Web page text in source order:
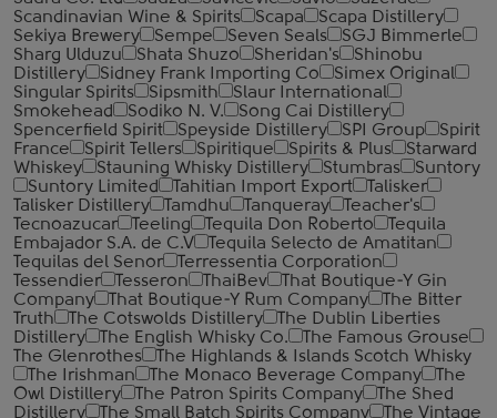
Scandinavian Wine & Spirits
Scapa
Scapa Distillery
Sekiya Brewery
Sempe Seven Seals
SGJ Bimmerle
Sharg Ulduzu
Shata Shuzo Sheridan's
Shinobu
Distillery
Sidney Frank Importing Co
Simex Original
Singular Spirits
Sipsmith
Slaur International
Smokehead
Sodiko N. V.
Song Cai Distillery
Spencerfield Spirit
Speyside Distillery SPI Group
Spirit
France
Spirit Tellers Spiritique Spirits & Plus
Starward
Whiskey
Stauning Whisky Distillery Stumbras
Suntory
Suntory Limited
Tahitian Import Export
Talisker
Talisker Distillery
Tamdhu Tanqueray
Teacher's
Tecnoazucar
Teeling Tequila Don Roberto
Tequila
Embajador S.A. de C.V
Tequila Selecto de Amatitan
Tequilas del Senor
Terressentia Corporation
Tessendier
Tesseron ThaiBev
That Boutique-Y Gin
Company
That Boutique-Y Rum Company
The Bitter
Truth
The Cotswolds Distillery
The Dublin Liberties
Distillery
The English Whisky Co.
The Famous Grouse
The Glenrothes
The Highlands & Islands Scotch Whisky
The Irishman
The Monaco Beverage Company
The
Owl Distillery
The Patron Spirits Company
The Shed
Distillery
The Small Batch Spirits Company
The Vintage